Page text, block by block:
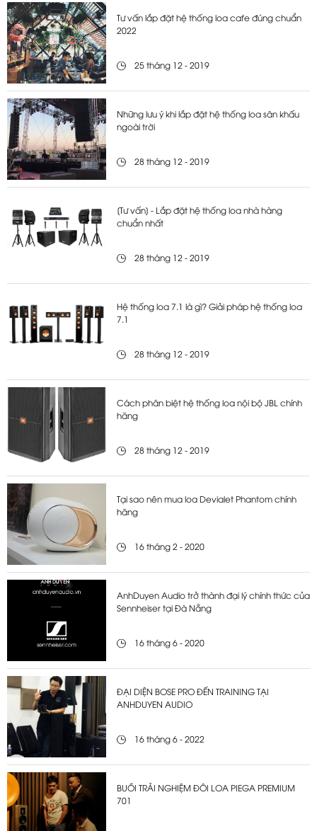
Tư vấn lắp đặt hệ thống loa cafe đúng chuẩn
2022
25 tháng 12 - 2019
Những lưu ý khi lắp đặt hệ thống loa sân khấu
ngoài trời
28 tháng 12 - 2019
[Tư vấn] - Lắp đặt hệ thống loa nhà hàng
chuẩn nhất
28 tháng 12 - 2019
Hệ thống loa 7.1 là gì? Giải pháp hệ thống loa
7.1
28 tháng 12 - 2019
Cách phân biệt hệ thống loa nội bộ JBL chính
hãng
28 tháng 12 - 2019
Tại sao nên mua loa Devialet Phantom chính
hãng
16 tháng 2 - 2020
AnhDuyen Audio trở thành đại lý chính thức của
Sennheiser tại Đà Nẵng
16 tháng 6 - 2020
ĐẠI DIỆN BOSE PRO ĐẾN TRAINING TẠI
ANHDUYEN AUDIO
16 tháng 6 - 2022
BUỔI TRẢI NGHIỆM ĐÔI LOA PIEGA PREMIUM
701